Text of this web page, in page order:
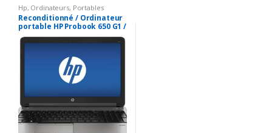
Hp, Ordinateurs, Portables
Reconditionné / Ordinateur
portable HP Probook 650 G1 /
15.6 Pouces / intel core i5-
4300M 2.5 GHZ / 8 GO RAM /
256 GO SSD / Windows 10 Pro
/ Webcam Bluetooth /
Clavier numérique / DVD RW